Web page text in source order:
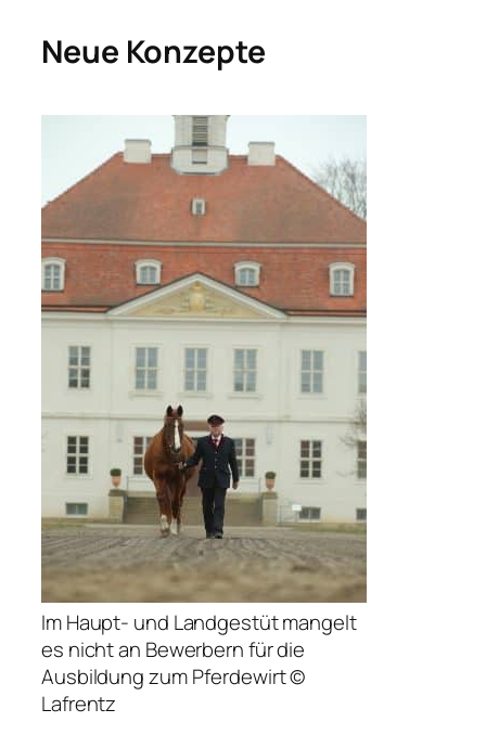
Neue Konzepte
Im Haupt- und Landgestüt mangelt
es nicht an Bewerbern für die
Ausbildung zum Pferdewirt ©
Lafrentz